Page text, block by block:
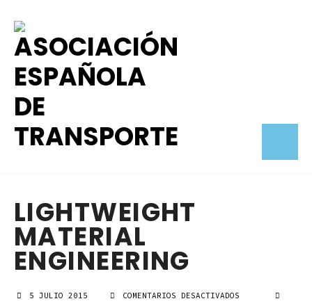
LIGHTWEIGHT
MATERIAL
ENGINEERING
5 JULIO 2015 COMENTARIOS DESACTIVADOS